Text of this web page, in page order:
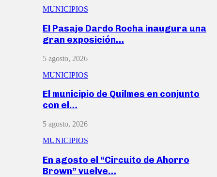
MUNICIPIOS
El Pasaje Dardo Rocha inaugura una
gran exposición…
5 agosto, 2026
MUNICIPIOS
El municipio de Quilmes en conjunto
con el…
5 agosto, 2026
MUNICIPIOS
En agosto el “Circuito de Ahorro
Brown” vuelve…